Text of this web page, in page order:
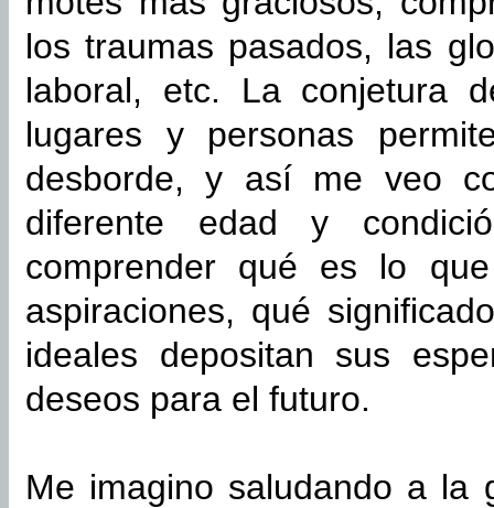
los traumas pasados, las
laboral, etc. La conjetura
lugares y personas
desborde, y así me veo
diferente edad y
comprender qué es lo
aspiraciones, qué
ideales depositan sus
deseos para el futuro.
Me imagino saludando a la